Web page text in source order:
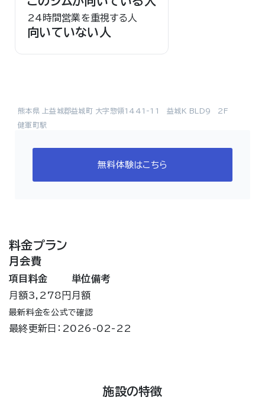
24時間営業を重視する人
向いていない人
熊本県 上益城郡益城町 大字惣領1441-11 益城K BLD9 2F
健軍町駅
無料体験はこちら
料金プラン
月会費
項目 料金 単位備考
月額3,278円 月額
最新料金を公式で確認
最終更新日：2026-02-22
施設の特徴